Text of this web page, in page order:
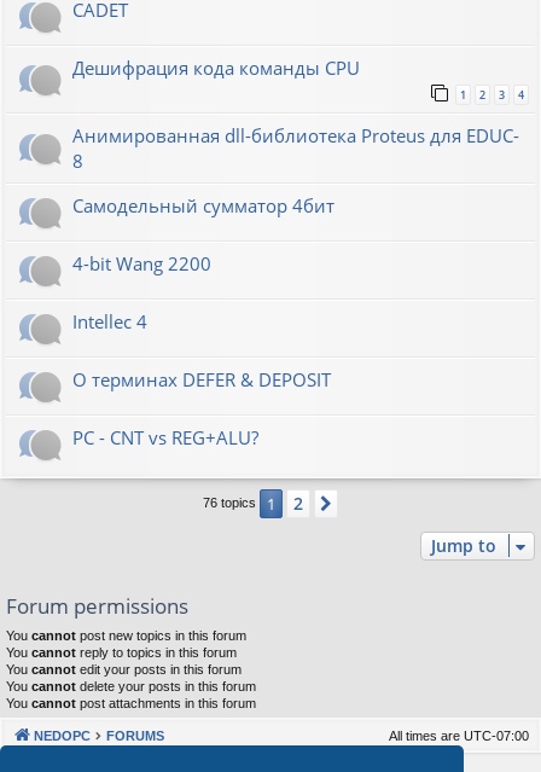
CADET
Дешифрация кода команды CPU
1 2 3 4
Анимированная dll-библиотека Proteus для EDUC-
8
Самодельный сумматор 4бит
4-bit Wang 2200
Intellec 4
О терминах DEFER & DEPOSIT
PC - CNT vs REG+ALU?
76 topics 1 2
Jump to
Forum permissions
You cannot post new topics in this forum
You cannot reply to topics in this forum
You cannot edit your posts in this forum
You cannot delete your posts in this forum
You cannot post attachments in this forum
NEDOPC FORUMS All times are UTC-07:00